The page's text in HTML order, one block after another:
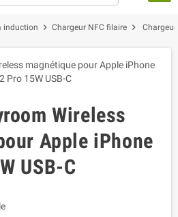
induction chevron_right Chargeur NFC filaire chevron_right
Wireless
Apple iPhone
USB-C